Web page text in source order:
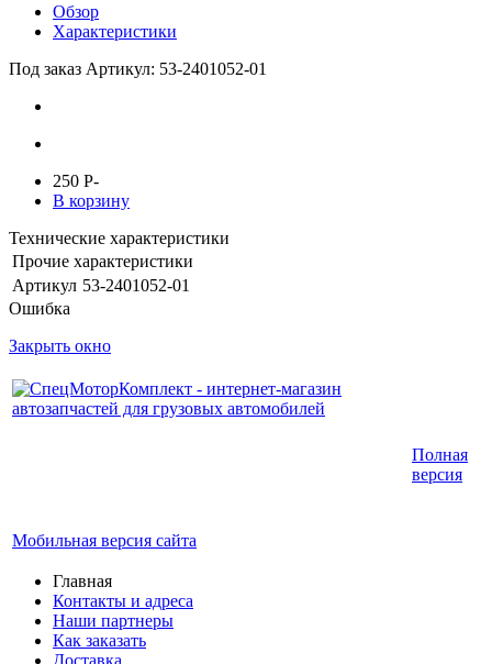
Обзор
Характеристики
Под заказ Артикул: 53-2401052-01
250 P-
В корзину
Технические характеристики
Прочие характеристики
Артикул 53-2401052-01
Ошибка
Закрыть окно
Мобильная версия сайта
Полная
версия
Главная
Контакты и адреса
Наши партнеры
Как заказать
Доставка